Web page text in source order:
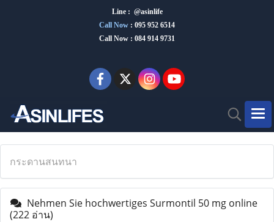
Line : @asinlife
Call Now : 095 952 6514
Call Now : 084 914 9731
กระดานสนทนา
Nehmen Sie hochwertiges Surmontil 50 mg online
(222 อ่าน)